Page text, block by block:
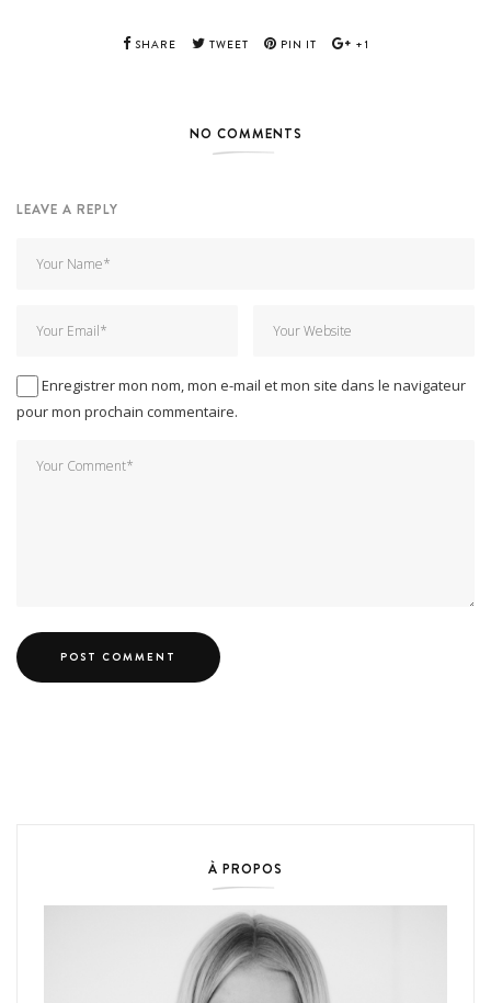
SHARE TWEET PIN IT +1
NO COMMENTS
LEAVE A REPLY
Enregistrer mon nom, mon e-mail et mon site dans le navigateur
pour mon prochain commentaire.
À PROPOS